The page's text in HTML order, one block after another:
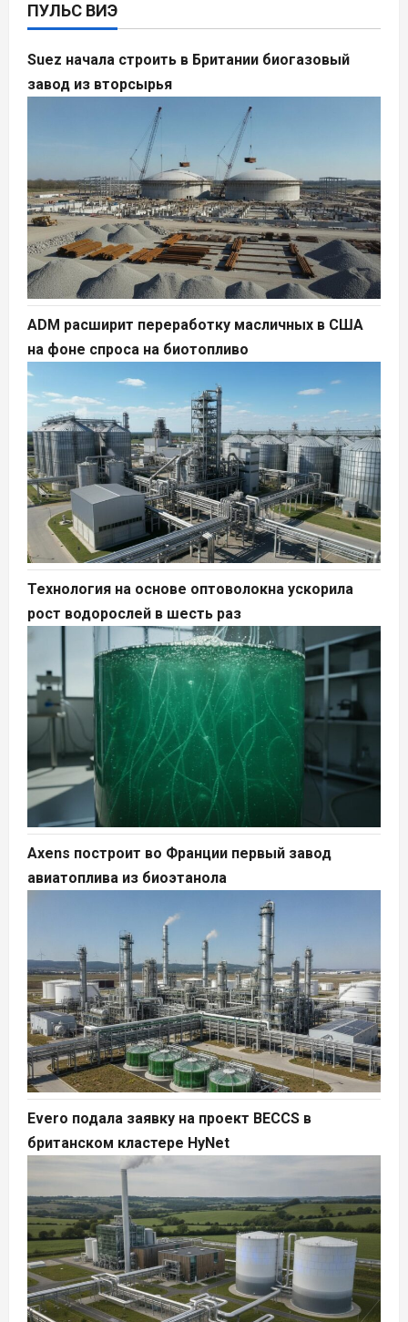
ПУЛЬС ВИЭ
Suez начала строить в Британии биогазовый
завод из вторсырья
ADM расширит переработку масличных в США
на фоне спроса на биотопливо
Технология на основе оптоволокна ускорила
рост водорослей в шесть раз
Axens построит во Франции первый завод
авиатоплива из биоэтанола
Evero подала заявку на проект BECCS в
британском кластере HyNet